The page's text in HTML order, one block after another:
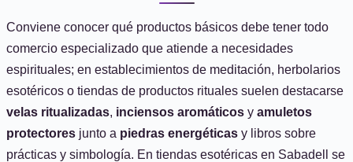
Conviene conocer qué productos básicos debe tener todo
comercio especializado que atiende a necesidades
espirituales; en establecimientos de meditación, herbolarios
esotéricos o tiendas de productos rituales suelen destacarse
velas ritualizadas, inciensos aromáticos y amuletos
protectores junto a piedras energéticas y libros sobre
prácticas y simbología. En tiendas esotéricas en Sabadell se